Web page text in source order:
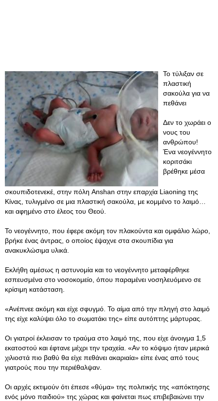
Το τύλιξαν σε
πλαστική
σακούλα για να
πεθάνει
Δεν το χωράει ο
νους του
ανθρώπου!
Ένα νεογέννητο
κοριτσάκι
βρέθηκε μέσα
σκουπιδοτενεκέ, στην πόλη Anshan στην επαρχία Liaoning της
Κίνας, τυλιγμένο σε μια πλαστική σακούλα, με κομμένο το λαιμό…
και αφημένο στο έλεος του Θεού.
Το νεογέννητο, που έφερε ακόμη τον πλακούντα και ομφάλιο λώρο,
βρήκε ένας άντρας, ο οποίος έψαχνε στα σκουπίδια για
ανακυκλώσιμα υλικά.
Εκλήθη αμέσως η αστυνομία και το νεογέννητο μεταφέρθηκε
εσπευσμένα στο νοσοκομείο, όπου παραμένει νοσηλευόμενο σε
κρίσιμη κατάσταση.
«Ανέπνεε ακόμη και είχε σφυγμό. Το αίμα από την πληγή στο λαιμό
της είχε καλύψει όλο το σωματάκι της» είπε αυτόπτης μάρτυρας.
Οι γιατροί έκλεισαν το τραύμα στο λαιμό της, που είχε άνοιγμα 1,5
εκατοστού και έφτανε μέχρι την τραχεία. «Αν το κόψιμο ήταν μερικά
χιλιοστά πιο βαθύ θα είχε πεθάνει ακαριαία» είπε ένας από τους
γιατρούς που την περιέθαλψαν.
Οι αρχές εκτιμούν ότι έπεσε «θύμα» της πολιτικής της «απόκτησης
ενός μόνο παιδιού» της χώρας και φαίνεται πως επιβεβαιώνει την